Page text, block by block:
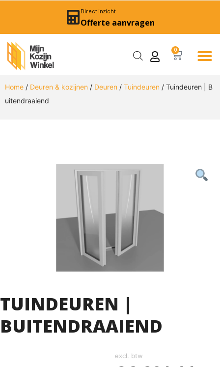
Direct inzicht
Offerte aanvragen
0
Home / Deuren & kozijnen / Deuren / Tuindeuren / Tuindeuren | B
uitendraaiend
TUINDEUREN |
BUITENDRAAIEND
excl. btw